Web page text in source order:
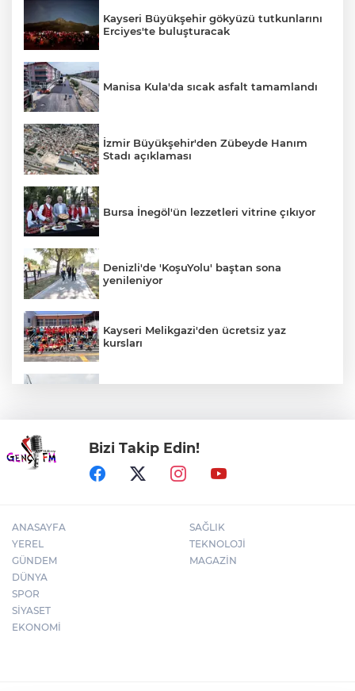
Kayseri Büyükşehir gökyüzü tutkunlarını
Erciyes'te buluşturacak
Manisa Kula'da sıcak asfalt tamamlandı
İzmir Büyükşehir'den Zübeyde Hanım
Stadı açıklaması
Bursa İnegöl'ün lezzetleri vitrine çıkıyor
Denizli'de 'KoşuYolu' baştan sona
yenileniyor
Kayseri Melikgazi'den ücretsiz yaz
kursları
Cevdet Yılmaz: Milli yetkinlik hamlesi ile
insan kaynağını güçlendiriyoruz
Bizi Takip Edin!
ANASAYFA
YEREL
GÜNDEM
DÜNYA
SPOR
SİYASET
EKONOMİ
SAĞLIK
TEKNOLOJİ
MAGAZİN